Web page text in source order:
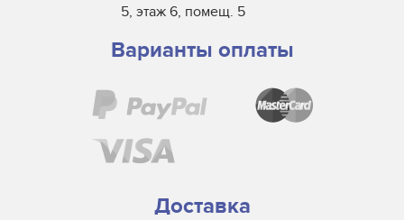
5, этаж 6, помещ. 5
Варианты оплаты
Доставка